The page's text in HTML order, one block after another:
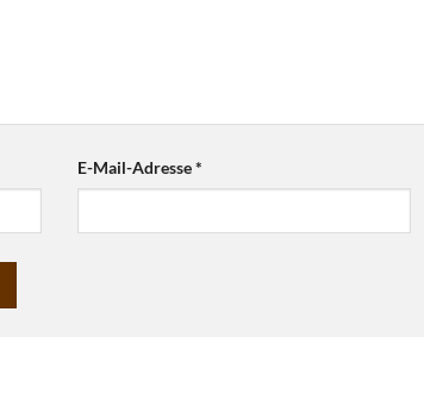
E-Mail-Adresse*